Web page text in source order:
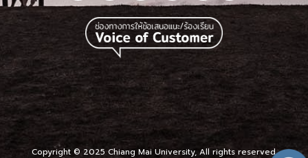
Copyright © 2025 Chiang Mai University, All rights reserved.